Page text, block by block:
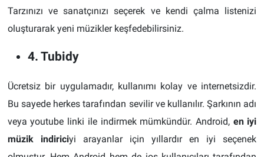
Tarzınızı ve sanatçınızı seçerek ve kendi çalma listenizi
oluşturarak yeni müzikler keşfedebilirsiniz.
4. Tubidy
Ücretsiz bir uygulamadır, kullanımı kolay ve internetsizdir.
Bu sayede herkes tarafından sevilir ve kullanılır. Şarkının adı
veya youtube linki ile indirmek mümkündür. Android, en iyi
müzik indiriciyi arayanlar için yıllardır en iyi seçenek